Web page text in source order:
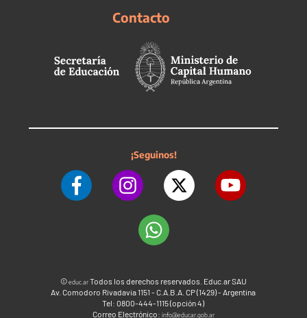
Contacto
¡Seguinos!
©educ.arTodos los derechos reservados. Educ.ar SAU
Av. Comodoro Rivadavia 1151 - C.A.B.A. CP (1429) - Argentina
Tel: 0800-444-1115 (opción 4)
Correo Electrónico: info@educar.gob.ar